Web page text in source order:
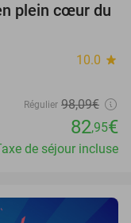
plein cœur du
10.0 star
Régulier 98,09€
82,95€
de séjour incluse